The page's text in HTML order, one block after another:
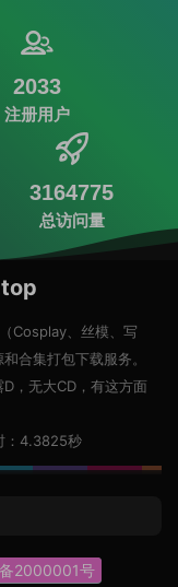
2033
注册用户
3164775
总访问量
Cosplay、丝模、写
合集打包下载服务。
，无大CD，有这方面
：4.3825秒
2000001号